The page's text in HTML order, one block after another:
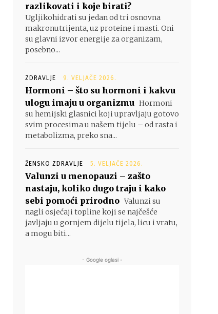
razlikovati i koje birati?
Ugljikohidrati su jedan od tri osnovna
makronutrijenta, uz proteine i masti. Oni
su glavni izvor energije za organizam,
posebno...
ZDRAVLJE 9. VELJAČE 2026.
Hormoni – što su hormoni i kakvu
ulogu imaju u organizmu Hormoni
su hemijski glasnici koji upravljaju gotovo
svim procesima u našem tijelu – od rasta i
metabolizma, preko sna...
ŽENSKO ZDRAVLJE 5. VELJAČE 2026.
Valunzi u menopauzi – zašto
nastaju, koliko dugo traju i kako
sebi pomoći prirodno Valunzi su
nagli osjećaji topline koji se najčešće
javljaju u gornjem dijelu tijela, licu i vratu,
a mogu biti...
- Google oglasi -